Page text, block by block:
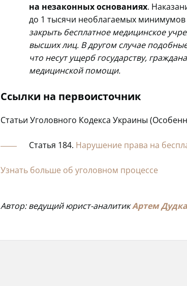
на незаконных основаниях.
до 1 тысячи необлагаемых минимумов
закрыть бесплатное медицинское
высших лиц. В другом случае
что несут ущерб государству,
медицинской помощи.
Ссылки на первоисточник
Статьи Уголовного Кодекса Украины
Статья 184. Нарушение права на
Узнать больше об уголовном процессе
Автор: ведущий юрист-аналитикАртем Дудка